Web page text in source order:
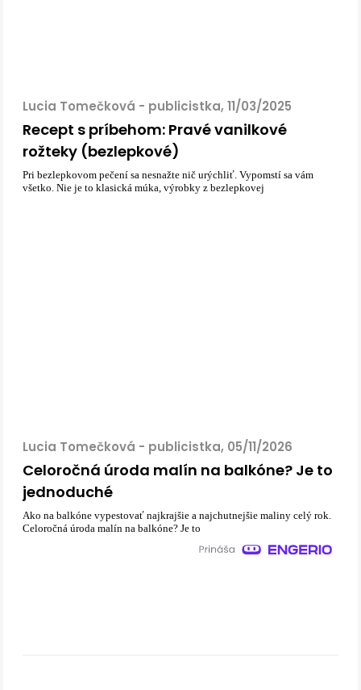
Lucia Tomečková - publicistka, 11/03/2025
Recept s príbehom: Pravé vanilkové
rožteky (bezlepkové)
Pri bezlepkovom pečení sa nesnažte nič urýchliť. Vypomstí sa vám
všetko. Nie je to klasická múka, výrobky z bezlepkovej
Lucia Tomečková - publicistka, 05/11/2026
Celoročná úroda malín na balkóne? Je to
jednoduché
Ako na balkóne vypestovať najkrajšie a najchutnejšie maliny celý rok.
Celoročná úroda malín na balkóne? Je to